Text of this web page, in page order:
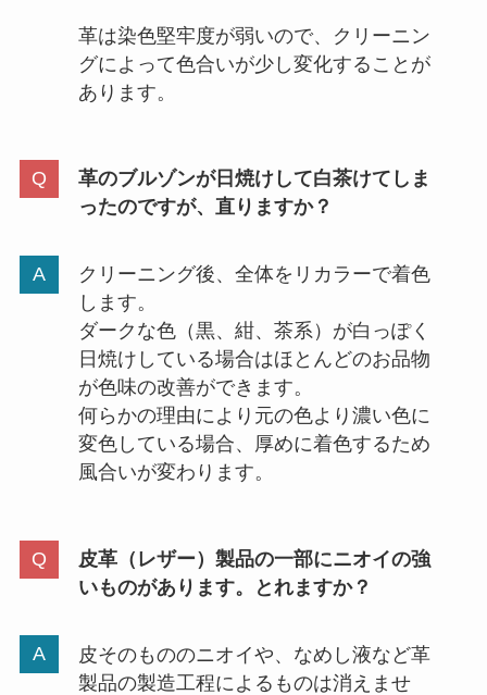
革は染色堅牢度が弱いので、クリーニン
グによって色合いが少し変化することが
あります。
革のブルゾンが日焼けして白茶けてしま
ったのですが、直りますか？
クリーニング後、全体をリカラーで着色
します。
ダークな色（黒、紺、茶系）が白っぽく
日焼けしている場合はほとんどのお品物
が色味の改善ができます。
何らかの理由により元の色より濃い色に
変色している場合、厚めに着色するため
風合いが変わります。
皮革（レザー）製品の一部にニオイの強
いものがあります。とれますか？
皮そのもののニオイや、なめし液など革
製品の製造工程によるものは消えませ